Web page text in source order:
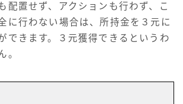
配置せず、アクションも行わず、こ
に行わない場合は、所持金を３元に
できます。３元獲得できるというわ
。